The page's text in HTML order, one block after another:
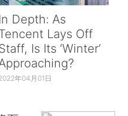
In Depth: As
Lays Off
Is Its ‘Winter’
年04月01日